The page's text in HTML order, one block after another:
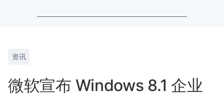
资讯
微软宣布 Windows 8.1 企业